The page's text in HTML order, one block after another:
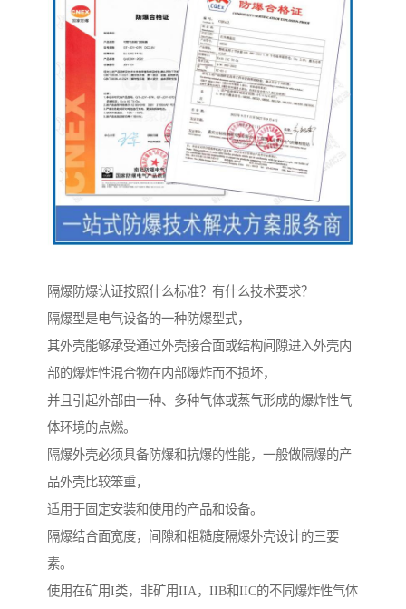
隔爆防爆认证按照什么标准？有什么技术要求？
隔爆型是电气设备的一种防爆型式，
其外壳能够承受通过外壳接合面或结构间隙进入外壳内
部的爆炸性混合物在内部爆炸而不损坏，
并且引起外部由一种、多种气体或蒸气形成的爆炸性气
体环境的点燃。
隔爆外壳必须具备防爆和抗爆的性能，一般做隔爆的产
品外壳比较笨重，
适用于固定安装和使用的产品和设备。
隔爆结合面宽度，间隙和粗糙度隔爆外壳设计的三要
素。
使用在矿用I类，非矿用IIA，IIB和IIC的不同爆炸性气体